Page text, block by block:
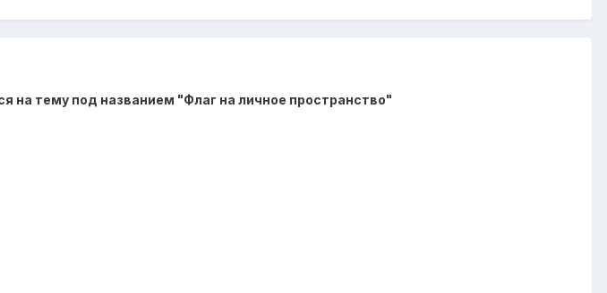
на тему под названием "Флаг на личное пространство"